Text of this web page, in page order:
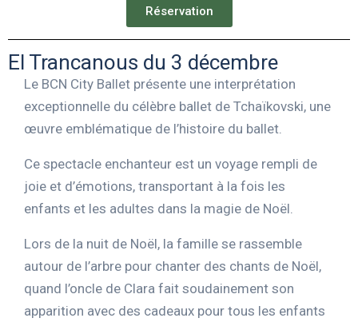
Réservation
El Trancanous du 3 décembre
Le BCN City Ballet présente une interprétation
exceptionnelle du célèbre ballet de Tchaïkovski, une
œuvre emblématique de l’histoire du ballet.
Ce spectacle enchanteur est un voyage rempli de
joie et d’émotions, transportant à la fois les
enfants et les adultes dans la magie de Noël.
Lors de la nuit de Noël, la famille se rassemble
autour de l’arbre pour chanter des chants de Noël,
quand l’oncle de Clara fait soudainement son
apparition avec des cadeaux pour tous les enfants